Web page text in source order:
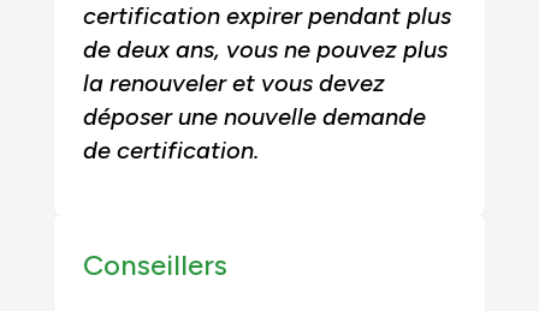
certification expirer pendant plus
de deux ans, vous ne pouvez plus
la renouveler et vous devez
déposer une nouvelle demande
de certification.
Conseillers